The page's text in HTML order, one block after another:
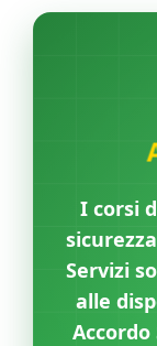
I corsi
Servizi
alle